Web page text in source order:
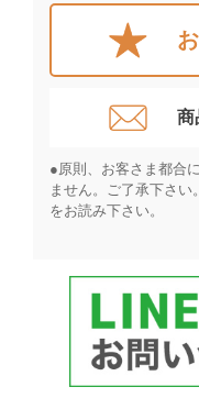
商
●原則、お客さま都合
ません。ご了承下さい
をお読み下さい。​